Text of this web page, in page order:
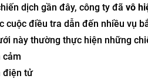
dịch gần đây, công ty đã vô
cuộc điều tra dẫn đến nhiều vụ
này thường thực hiện những
cảm
điện tử